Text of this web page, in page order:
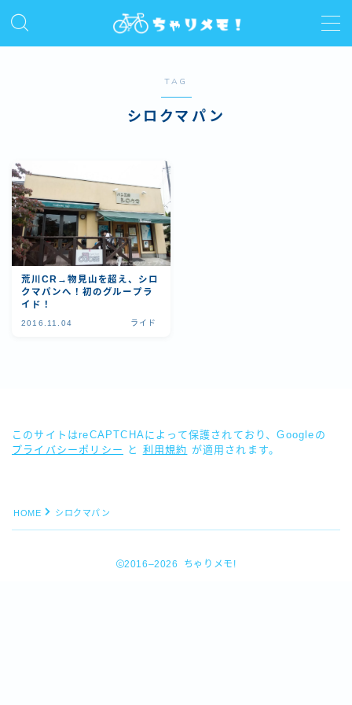
ライド
サイクルコラム
レビュー/インプレ
お問い合わせ
TAG
シロクマパン
荒川CR→物見山を超え、シロ
クマパンへ！初のグループラ
イド！
2016.11.04 ライド
このサイトはreCAPTCHAによって保護されており、Googleの
プライバシーポリシー と 利用規約 が適用されます。
HOME シロクマパン
2016–2026 ちゃりメモ!